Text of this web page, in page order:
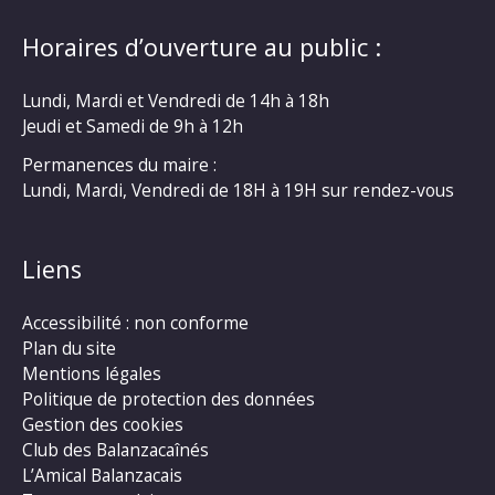
Horaires d’ouverture au public :
Lundi, Mardi et Vendredi de 14h à 18h
Jeudi et Samedi de 9h à 12h
Permanences du maire :
Lundi, Mardi, Vendredi de 18H à 19H sur rendez-vous
Liens
Accessibilité : non conforme
Plan du site
Mentions légales
Politique de protection des données
Gestion des cookies
Club des Balanzacaînés
L’Amical Balanzacais